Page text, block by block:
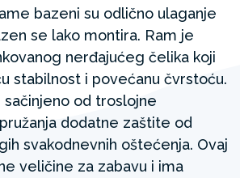
bazeni su odlično ulaganje
se lako montira. Ram je
nerđajućeg čelika koji
stabilnost i povećanu čvrstoću.
sačinjeno od troslojne
dodatne zaštite od
svakodnevnih oštećenja. Ovaj
veličine za zabavu i ima